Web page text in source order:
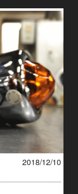
2018/12/10